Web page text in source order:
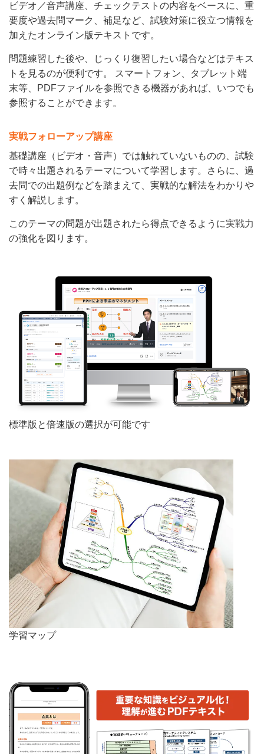
ビデオ／音声講座、チェックテストの内容をベースに、重
要度や過去問マーク、補足など、試験対策に役立つ情報を
加えたオンライン版テキストです。
問題練習した後や、じっくり復習したい場合などはテキス
トを見るのが便利です。 スマートフォン、タブレット端
末等、PDFファイルを参照できる機器があれば、いつでも
参照することができます。
実戦フォローアップ講座
基礎講座（ビデオ・音声）では触れていないものの、試験
で時々出題されるテーマについて学習します。さらに、過
去問での出題例などを踏まえて、実戦的な解法をわかりや
すく解説します。
このテーマの問題が出題されたら得点できるように実戦力
の強化を図ります。
標準版と倍速版の選択が可能です
学習マップ